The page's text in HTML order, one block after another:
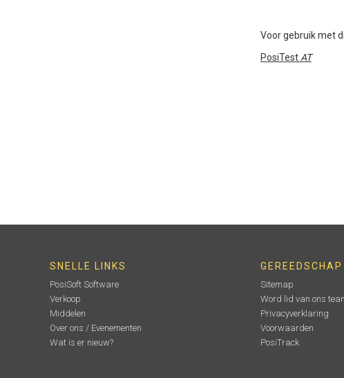
Voor gebruik met
PosiTest AT
SNELLE LINKS
PosiSoft Software
Verkoop
Middelen
Over ons / Evenementen
Wat is er nieuw?
GEREEDSCHAP
Sitemap
Word lid van ons
Privacyverklaring
Voorwaarden
PosiTrack